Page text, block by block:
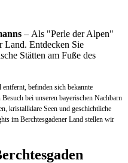
– Als "Perle der Alpen"
Land. Entdecken Sie
Stätten am Fuße des
befinden sich bekannte
bei unseren bayerischen Nachbarn
kristallklare Seen und geschichtliche
im Berchtesgadener Land stellen wir